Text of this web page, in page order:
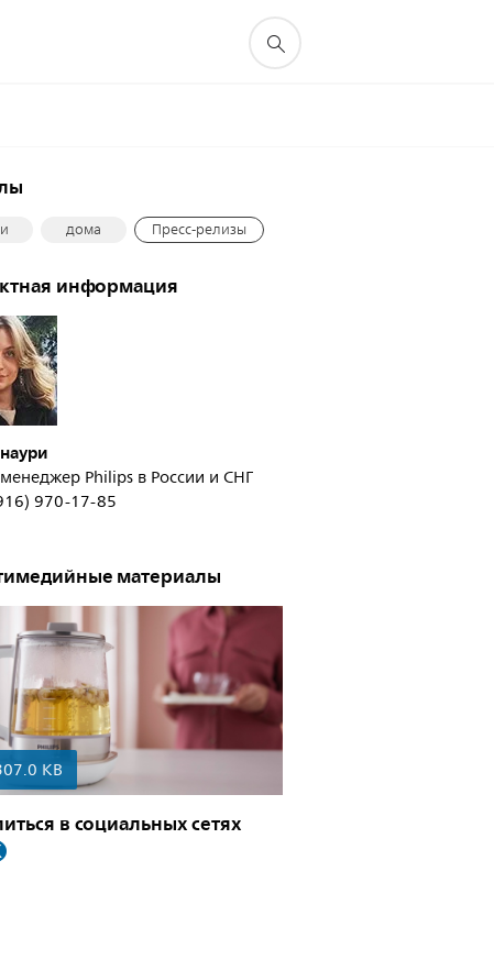
дома Пресс-релизы
информация
Philips в России и СНГ
970-17-85
материалы
KB
в социальных сетях